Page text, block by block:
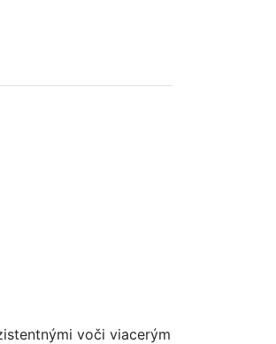
voči viacerým